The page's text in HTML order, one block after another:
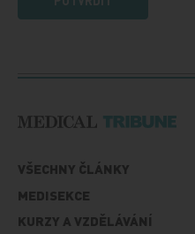
VŠECHNY ČLÁNKY
MEDISEKCE
KURZY A VZDĚLÁVÁNÍ